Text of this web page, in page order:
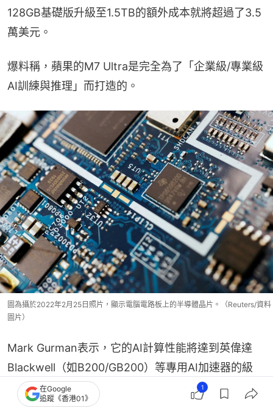
128GB基礎版升級至1.5TB的額外成本就將超過了3.5
萬美元。
爆料稱，蘋果的M7 Ultra是完全為了「企業級/專業級
AI訓練與推理」而打造的。
圖為攝於2022年2月25日照片，顯示電腦電路板上的半導體晶片。（Reuters/資料
圖片）
Mark Gurman表示，它的AI計算性能將達到英偉達
Blackwell（如B200/GB200）等專用AI加速器的級
別。
在Google
追蹤《香港01》
1